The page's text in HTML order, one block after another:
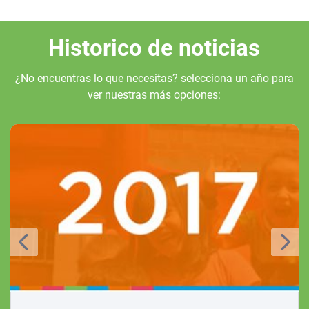
Historico de noticias
¿No encuentras lo que necesitas? selecciona un año para
ver nuestras más opciones: